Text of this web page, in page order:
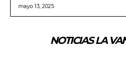
mayo 13, 2025
NOTICIAS LA